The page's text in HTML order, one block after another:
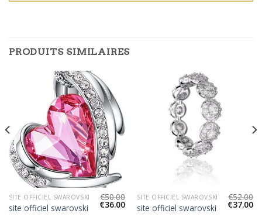
PRODUITS SIMILAIRES
SITE OFFICIEL SWAROVSKI
site officiel swarovski
€50.00
€36.00
SITE OFFICIEL SWAROVSKI
site officiel swarovski
€52.00
€37.00